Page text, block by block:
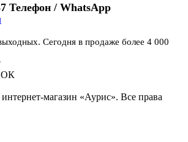
Телефон / WhatsApp
Сегодня в продаже более 4 000
магазин «Аурис». Все права